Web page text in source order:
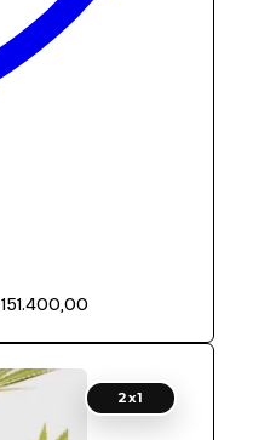
151.400,00
$ 151.400,00
2x1